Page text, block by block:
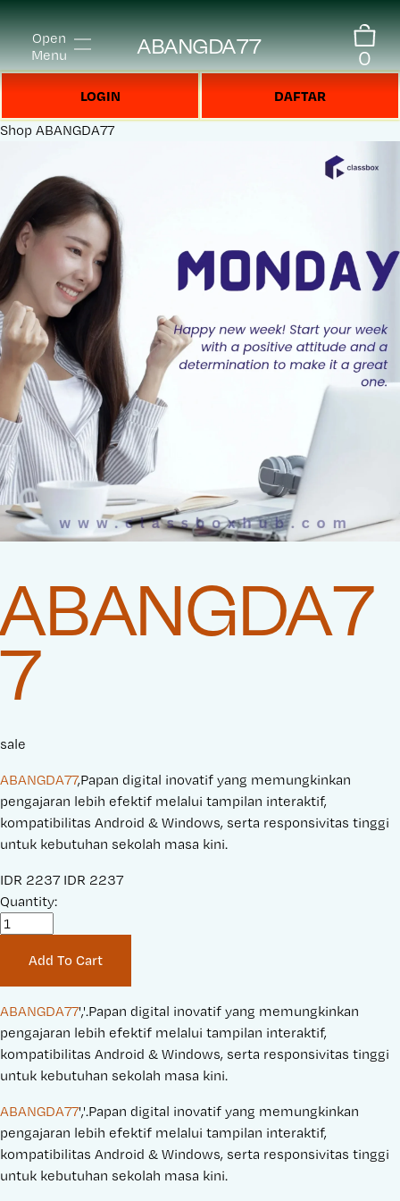
Open
Menu
ABANGDA77 0
LOGIN DAFTAR
Shop ABANGDA77
ABANGDA7
7
sale
ABANGDA77,Papan digital inovatif yang memungkinkan
pengajaran lebih efektif melalui tampilan interaktif,
kompatibilitas Android & Windows, serta responsivitas tinggi
untuk kebutuhan sekolah masa kini.
S
a
r
i
c
e
:
IDR 2237 O
i
n
a
l
P
r
c
e
:
IDR 2237
Quantity:
Add To Cart
ABANGDA77','.Papan digital inovatif yang memungkinkan
pengajaran lebih efektif melalui tampilan interaktif,
kompatibilitas Android & Windows, serta responsivitas tinggi
untuk kebutuhan sekolah masa kini.
ABANGDA77','.Papan digital inovatif yang memungkinkan
pengajaran lebih efektif melalui tampilan interaktif,
kompatibilitas Android & Windows, serta responsivitas tinggi
untuk kebutuhan sekolah masa kini.